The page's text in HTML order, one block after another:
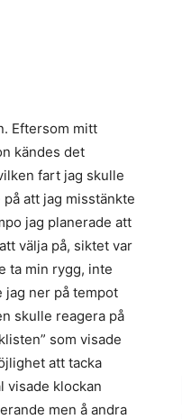
Eftersom mitt
kändes det
fart jag skulle
att jag misstänkte
jag planerade att
välja på, siktet var
ta min rygg, inte
jag ner på tempot
skulle reagera på
som visade
att tacka
visade klockan
men å andra